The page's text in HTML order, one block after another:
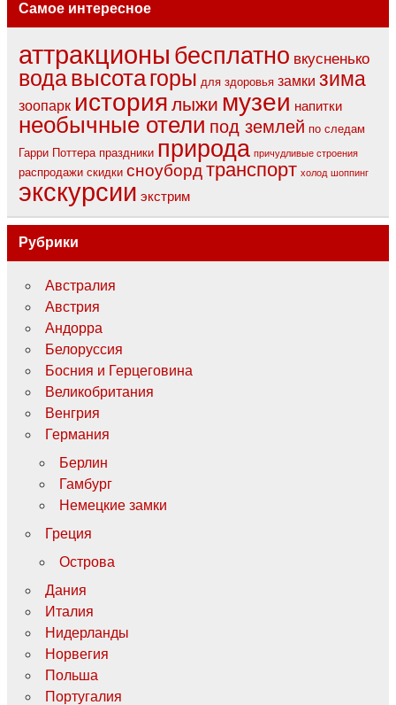
Самое интересное
аттракционы бесплатно вкусненько
водавысотагоры для здоровья замки зима
зоопарк история лыжи музеи напитки
необычные отели под землей по следам
Гарри Поттера праздники природа причудливые строения
распродажи скидки сноуборд транспорт холод шоппинг
экскурсии экстрим
Рубрики
Австралия
Австрия
Андорра
Белоруссия
Босния и Герцеговина
Великобритания
Венгрия
Германия
Берлин
Гамбург
Немецкие замки
Греция
Острова
Дания
Италия
Нидерланды
Норвегия
Польша
Португалия